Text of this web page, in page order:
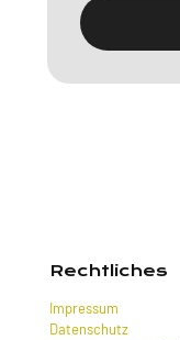
Rechtliches
Impressum
Datenschutz